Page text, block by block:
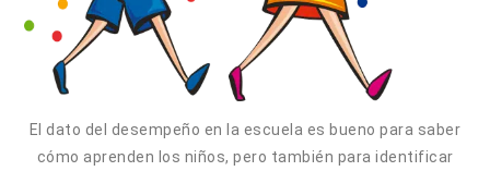
El dato del desempeño en la escuela es bueno para saber
cómo aprenden los niños, pero también para identificar